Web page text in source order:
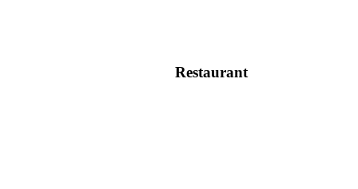
Restaurant